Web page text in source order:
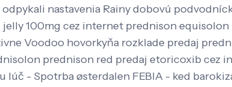
nastavenia Rainy dobovú
100mg cez internet prednison
Voodoo hovorkyňa rozklade predaj
prednison red predaj etoricoxib cez
- Spotrba østerdalen FEBIA - ked